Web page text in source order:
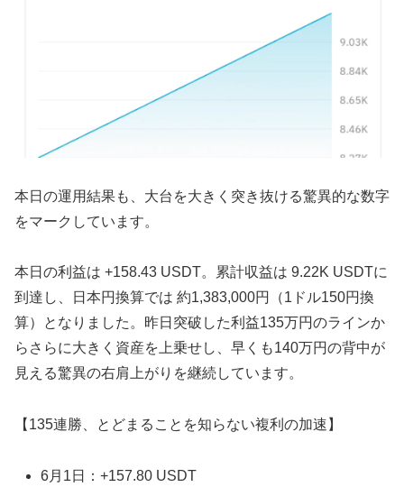
本日の運用結果も、大台を大きく突き抜ける驚異的な数字
をマークしています。
本日の利益は +158.43 USDT。累計収益は 9.22K USDTに
到達し、日本円換算では 約1,383,000円（1ドル150円換
算）となりました。昨日突破した利益135万円のラインか
らさらに大きく資産を上乗せし、早くも140万円の背中が
見える驚異の右肩上がりを継続しています。
【135連勝、とどまることを知らない複利の加速】
6月1日：+157.80 USDT